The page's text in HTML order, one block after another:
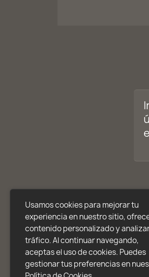
Ofertas
Novedades
Los más vendidos
Inicio
Usamos cookies para mejorar tu
experiencia en nuestro sitio,
contenido personalizado y
tráfico. Al continuar navegando,
aceptas el uso de cookies. Puedes
gestionar tus preferencias en